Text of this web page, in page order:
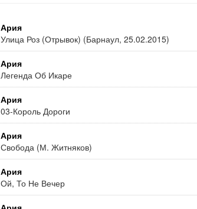
Ария
Улица Роз (Отрывок) (Барнаул, 25.02.2015)
Ария
Легенда Об Икаре
Ария
03-Король Дороги
Ария
Свобода (М. Житняков)
Ария
Ой, То Не Вечер